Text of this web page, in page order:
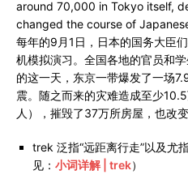
around 70,000 in Tokyo itself,
changed the course of
每年的9月1日，日本的国务大臣
机模拟演习。全国各地的官员和
的这一天，东京一带爆发了一场
震。随之而来的灾难造成至少
人），摧毁了37万所房屋，也改
trek 泛指“远距离行走”以及尤
见： 小词详解 | trek）